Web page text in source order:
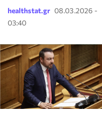
healthstat.gr 08.03.2026 -
03:40